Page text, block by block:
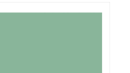
舞台・演劇・ミュージカ
152
ト・モデル・芸能事務所
ト・モデル・芸能事務所
ークショップ・コンペティ